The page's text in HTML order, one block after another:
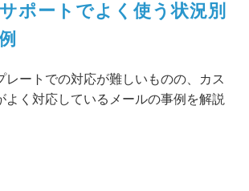
ポートでよく使う状況別
レートでの対応が難しいものの、カス
よく対応しているメールの事例を解説